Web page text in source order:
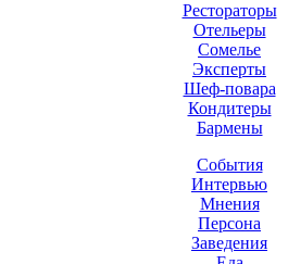
Рестораторы
Отельеры
Сомелье
Эксперты
Шеф-повара
Кондитеры
Бармены
События
Интервью
Мнения
Персона
Заведения